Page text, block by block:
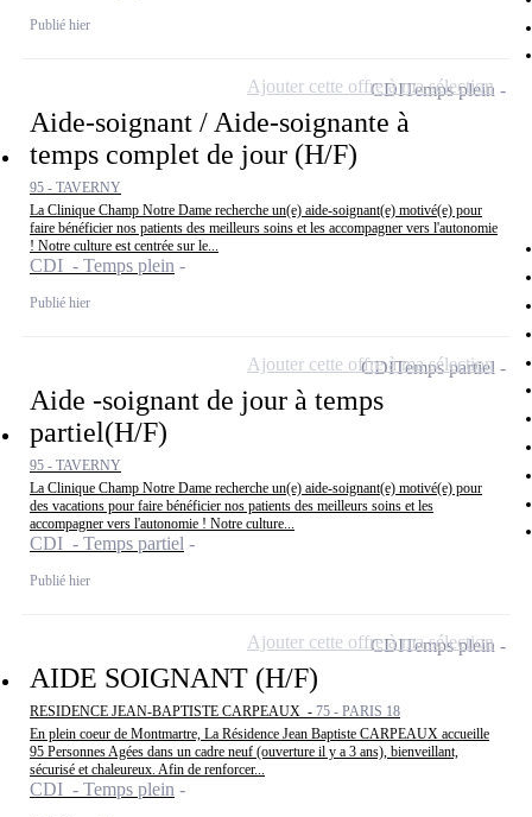
Publié hier
Aide-soignant / Aide-soignante à
temps complet de jour (H/F)
95 - TAVERNY
La Clinique Champ Notre Dame recherche un(e) aide-soignant(e) motivé(e) pour
faire bénéficier nos patients des meilleurs soins et les accompagner vers l'autonomie
! Notre culture est centrée sur le...
CDI - Temps plein
Publié hier
CDITemps plein
Ajouter cette offre à ma sélection
Aide -soignant de jour à temps
partiel(H/F)
95 - TAVERNY
La Clinique Champ Notre Dame recherche un(e) aide-soignant(e) motivé(e) pour
des vacations pour faire bénéficier nos patients des meilleurs soins et les
accompagner vers l'autonomie ! Notre culture...
CDI - Temps partiel
Publié hier
CDITemps partiel
Ajouter cette offre à ma sélection
AIDE SOIGNANT (H/F)
RESIDENCE JEAN-BAPTISTE CARPEAUX - 75 - PARIS 18
En plein coeur de Montmartre, La Résidence Jean Baptiste CARPEAUX accueille
95 Personnes Agées dans un cadre neuf (ouverture il y a 3 ans), bienveillant,
sécurisé et chaleureux. Afin de renforcer...
CDI - Temps plein
CDITemps plein
Ajouter cette offre à ma sélection